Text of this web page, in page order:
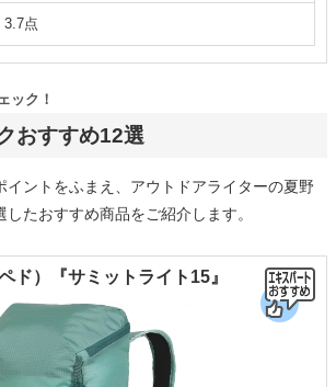
3.7点
おすすめ12選
ック！
イントをふまえ、アウトドアライターの夏野
たおすすめ商品をご紹介します。
ド）『サミットライト15』